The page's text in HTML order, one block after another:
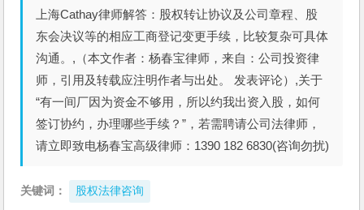
上海Cathay律师解答：股权转让协议及公司章程、股
东会决议等的相应工商登记变更手续，比较复杂可具体
沟通。,（本文作者：杨春宝律师，来自：公司投资律
师，引用及转载应注明作者与出处。 发表评论）,关于
“有一间厂因为资金不够用，所以约我出资入股，如何
签订协约，办理哪些手续？”，若需聘请公司法律师，
请立即致电杨春宝高级律师：1390 182 6830(咨询勿扰)
关键词： 股权法律咨询